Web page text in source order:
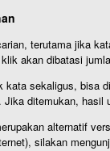
terutama jika
akan dibatasi
kata sekaligus, bisa
Jika ditemukan,
alternatif
silakan